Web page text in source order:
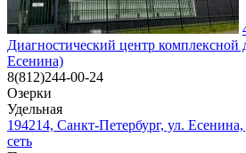
Диагностический центр комплексной
Есенина)
8(812)244-00-24
Озерки
Удельная
194214, Санкт-Петербург, ул.
сеть